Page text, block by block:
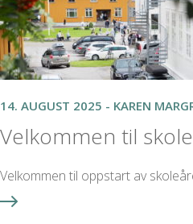
14. AUGUST 2025 - KAREN
Velkommen til
Velkommen til oppstart av